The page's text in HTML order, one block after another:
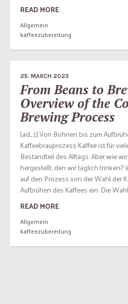
READ MORE
Allgemein
kaffeezubereitung
25. MARCH 2023
From Beans to
Overview of the
Brewing Process
[ad_1] Von Bohnen bis zum
Kaffeebrauprozess Kaffee ist für
Bestandteil des Alltags. Aber wie
hergestellt, den wir täglich trinken?
auf den Prozess von der Wahl der
Aufbrühen des Kaffees ein. Die
READ MORE
Allgemein
kaffeezubereitung